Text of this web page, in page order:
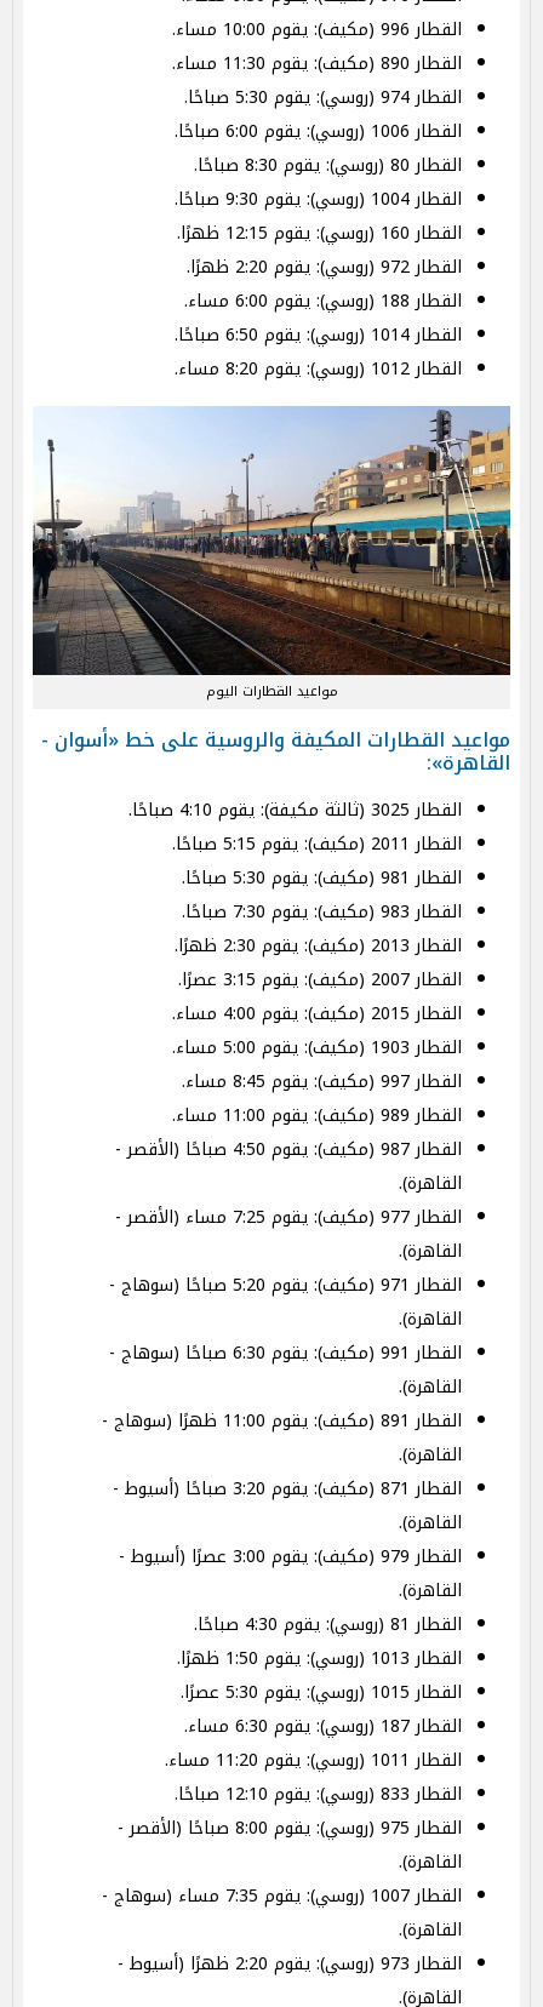
القطار 996 (مكيف): يقوم 10:00 مساء.
القطار 890 (مكيف): يقوم 11:30 مساء.
القطار 974 (روسي): يقوم 5:30 صباحًا.
القطار 1006 (روسي): يقوم 6:00 صباحًا.
القطار 80 (روسي): يقوم 8:30 صباحًا.
القطار 1004 (روسي): يقوم 9:30 صباحًا.
القطار 160 (روسي): يقوم 12:15 ظهرًا.
القطار 972 (روسي): يقوم 2:20 ظهرًا.
القطار 188 (روسي): يقوم 6:00 مساء.
القطار 1014 (روسي): يقوم 6:50 صباحًا.
القطار 1012 (روسي): يقوم 8:20 مساء.
مواعيد القطارات اليوم
مواعيد القطارات المكيفة والروسية على خط «أسوان -
القاهرة»:
القطار 3025 (ثالثة مكيفة): يقوم 4:10 صباحًا.
القطار 2011 (مكيف): يقوم 5:15 صباحًا.
القطار 981 (مكيف): يقوم 5:30 صباحًا.
القطار 983 (مكيف): يقوم 7:30 صباحًا.
القطار 2013 (مكيف): يقوم 2:30 ظهرًا.
القطار 2007 (مكيف): يقوم 3:15 عصرًا.
القطار 2015 (مكيف): يقوم 4:00 مساء.
القطار 1903 (مكيف): يقوم 5:00 مساء.
القطار 997 (مكيف): يقوم 8:45 مساء.
القطار 989 (مكيف): يقوم 11:00 مساء.
القطار 987 (مكيف): يقوم 4:50 صباحًا (الأقصر -
القاهرة).
القطار 977 (مكيف): يقوم 7:25 مساء (الأقصر -
القاهرة).
القطار 971 (مكيف): يقوم 5:20 صباحًا (سوهاج -
القاهرة).
القطار 991 (مكيف): يقوم 6:30 صباحًا (سوهاج -
القاهرة).
القطار 891 (مكيف): يقوم 11:00 ظهرًا (سوهاج -
القاهرة).
القطار 871 (مكيف): يقوم 3:20 صباحًا (أسيوط -
القاهرة).
القطار 979 (مكيف): يقوم 3:00 عصرًا (أسيوط -
القاهرة).
القطار 81 (روسي): يقوم 4:30 صباحًا.
القطار 1013 (روسي): يقوم 1:50 ظهرًا.
القطار 1015 (روسي): يقوم 5:30 عصرًا.
القطار 187 (روسي): يقوم 6:30 مساء.
القطار 1011 (روسي): يقوم 11:20 مساء.
القطار 833 (روسي): يقوم 12:10 صباحًا.
القطار 975 (روسي): يقوم 8:00 صباحًا (الأقصر -
القاهرة).
القطار 1007 (روسي): يقوم 7:35 مساء (سوهاج -
القاهرة).
القطار 973 (روسي): يقوم 2:20 ظهرًا (أسيوط -
القاهرة).